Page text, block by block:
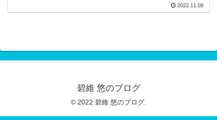
2022.11.09
碧維 悠のブログ
© 2022 碧維 悠のブログ.